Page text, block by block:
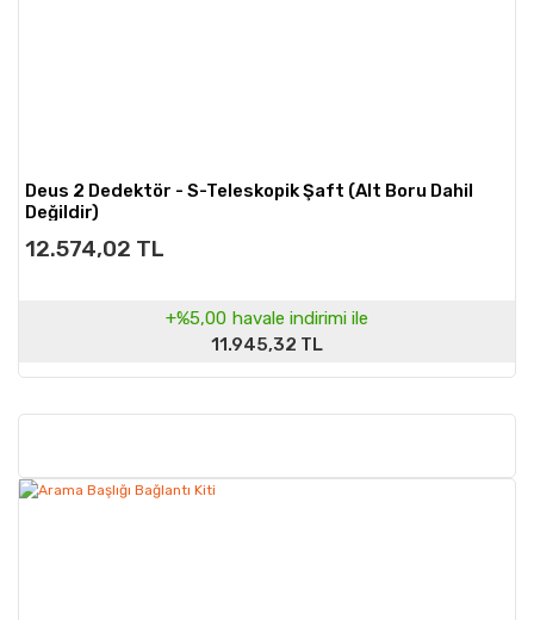
Deus 2 Dedektör - S-Teleskopik Şaft (Alt Boru Dahil
Değildir)
12.574,02 TL
+%5,00 havale indirimi ile
11.945,32 TL